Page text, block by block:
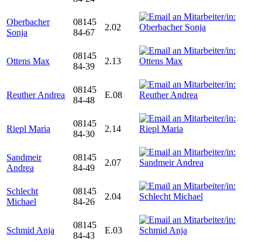
Oberbacher
Sonja
08145
84-67
2.02
Ottens Max
08145
84-39
2.13
Reuther Andrea
08145
84-48
E.08
Riepl Maria
08145
84-30
2.14
Sandmeir
Andrea
08145
84-49
2.07
Schlecht
Michael
08145
84-26
2.04
Schmid Anja
08145
84-43
E.03